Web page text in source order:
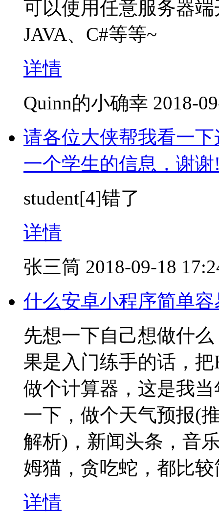
可以使用任意服务器
JAVA、C#等等~
详情
Quinn的小确幸 2018-
请各位大侠帮我看一
一个学生的信息，谢谢
student[4]错了
详情
张三筒 2018-09-18
什么安卓小程序简单
先想一下自己想做什
果是入门练手的话，
做个计算器，这是我
一下，做个天气预报(
解析)，新闻头条，音
姆猫，贪吃蛇，都比
详情